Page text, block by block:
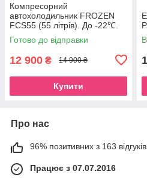
Компресорний
автохолодильник FROZEN
FCS55 (55 літрів). До -22℃.
Живлення 12, 24, 220 вольт
Готово до відправки
12 900 ₴ 14 900 ₴
Купити
Про нас
96% позитивних з 163 відгуків
Працює з 07.07.2016